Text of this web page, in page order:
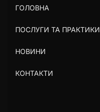
ГОЛОВНА
ПОСЛУГИ ТА ПРАКТИКИ
НОВИНИ
КОНТАКТИ